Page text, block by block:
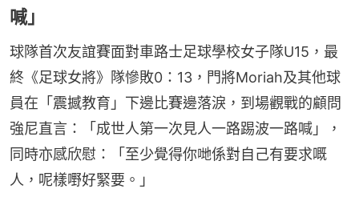
喊」
球隊首次友誼賽面對車路士足球學校女子隊U15，最
終《足球女將》隊慘敗0：13，門將Moriah及其他球
員在「震撼教育」下邊比賽邊落淚，到場觀戰的顧問
強尼直言：「成世人第一次見人一路踢波一路喊」，
同時亦感欣慰：「至少覺得你哋係對自己有要求嘅
人，呢樣嘢好緊要。」